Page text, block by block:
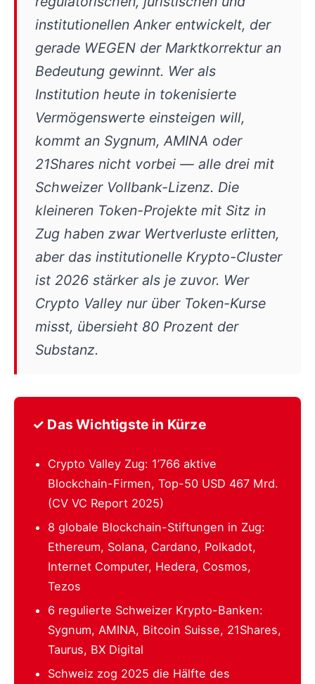
institutionellen Anker entwickelt, der
gerade WEGEN der Marktkorrektur an
Bedeutung gewinnt. Wer als
Institution heute in tokenisierte
Vermögenswerte einsteigen will,
kommt an Sygnum, AMINA oder
21Shares nicht vorbei — alle drei mit
Schweizer Vollbank-Lizenz. Die
kleineren Token-Projekte mit Sitz in
Zug haben zwar Wertverluste erlitten,
aber das institutionelle Krypto-Cluster
ist 2026 stärker als je zuvor. Wer
Crypto Valley nur über Token-Kurse
misst, übersieht 80 Prozent der
Substanz.
✓ Das Wichtigste in Kürze
Crypto Valley Zug: 1’766 aktive
Blockchain-Firmen, Top-50 USD 467 Mrd.
(CV VC Report 2025)
8 globale Blockchain-Stiftungen in Zug:
Ethereum, Solana, Cardano, Polkadot,
Internet Computer, Hedera, Cosmos,
Tezos
6 regulierte Schweizer Krypto-Banken:
Sygnum, AMINA, Bitcoin Suisse, 21Shares,
Taurus, BX Digital
Schweiz zog 2025 die Hälfte des